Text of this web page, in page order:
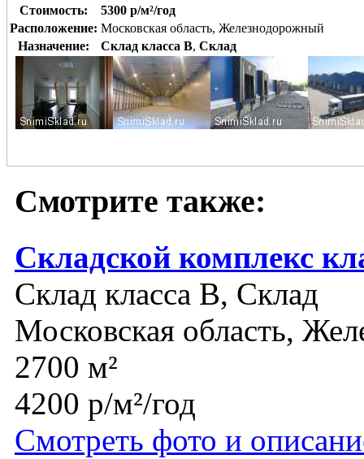
Стоимость:
5300 р/м²/год
Расположение: Московская область, Железнодорожный
Назначение:
Склад класса B, Склад
Смотрите также:
Складской комплекс
Склад класса B, Склад
Московская область,
2700 м²
4200 р/м²/год
Смотреть фото и